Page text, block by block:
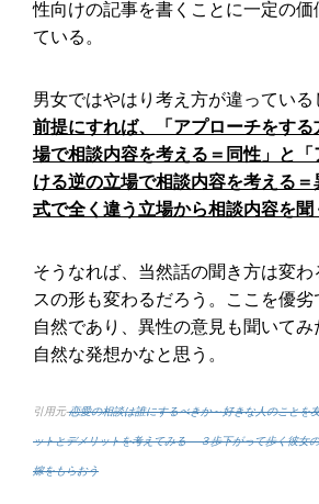
性向けの記事を書くことに一定の価
ている。
男女ではやはり考え方が違っている
前提にすれば、「アプローチをする
場で相談内容を考える＝同性」と
ける逆の立場で相談内容を考える＝
式で全く違う立場から相談内容を聞
そうなれば、当然話の聞き方は変わ
スの形も変わるだろう。ここを優
自然であり、異性の意見も聞いて
自然な発想かなと思う。
引用元-恋愛の相談は誰にするべきか～好きな人のことを
ットとデメリットを考えてみる – ３歩下がって歩く彼女
嫁をもらおう